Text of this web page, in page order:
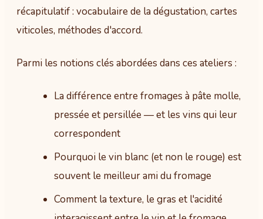
récapitulatif : vocabulaire de la dégustation, cartes
viticoles, méthodes d'accord.
Parmi les notions clés abordées dans ces ateliers :
La différence entre fromages à pâte molle,
pressée et persillée — et les vins qui leur
correspondent
Pourquoi le vin blanc (et non le rouge) est
souvent le meilleur ami du fromage
Comment la texture, le gras et l'acidité